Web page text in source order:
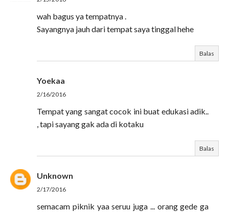
wah bagus ya tempatnya .
Sayangnya jauh dari tempat saya tinggal hehe
Balas
Yoekaa
2/16/2016
Tempat yang sangat cocok ini buat edukasi adik..
, tapi sayang gak ada di kotaku
Balas
Unknown
2/17/2016
semacam piknik yaa seruu juga ... orang gede ga